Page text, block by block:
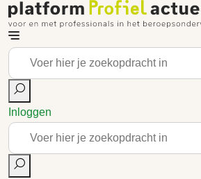
Inloggen